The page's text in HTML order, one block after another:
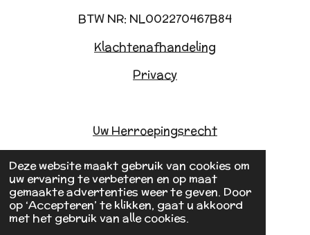
Deze website maakt gebruik van cookies om
uw ervaring te verbeteren en op maat
gemaakte advertenties weer te geven. Door
op ‘Accepteren’ te klikken, gaat u akkoord
met het gebruik van alle cookies.
BTW NR: NL002270467B84
Klachtenafhandeling
Privacy
Uw Herroepingsrecht
R
a
1 2 3 4 5 S